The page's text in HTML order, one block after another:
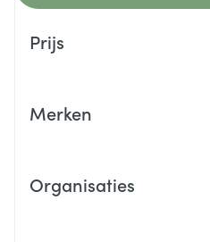
Prijs
Merken
Organisaties